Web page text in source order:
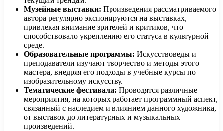
Музейные выставки: Произведения рассматриваемого
автора регулярно экспонируются на выставках,
привлекая внимание зрителей и критиков, что
способствовало укреплению его статуса в культурной
среде.
Образовательные программы: Искусствоведы и
преподаватели изучают творчество и методы этого
мастера, внедряя его подходы в учебные курсы по
изобразительному искусству.
Тематические фестивали: Проводятся различные
мероприятия, на которых работает программный аспект,
связанный с наследием и влиянием данного художника,
от выставок до литературных и музыкальных
произведений.